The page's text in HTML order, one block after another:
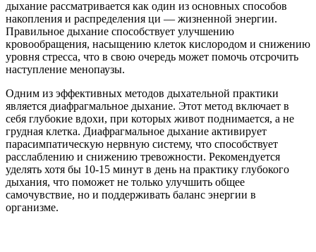
дыхание рассматривается как один из основных способов
накопления и распределения ци — жизненной энергии.
Правильное дыхание способствует улучшению
кровообращения, насыщению клеток кислородом и снижению
уровня стресса, что в свою очередь может помочь отсрочить
наступление менопаузы.
Одним из эффективных методов дыхательной практики
является диафрагмальное дыхание. Этот метод включает в
себя глубокие вдохи, при которых живот поднимается, а не
грудная клетка. Диафрагмальное дыхание активирует
парасимпатическую нервную систему, что способствует
расслаблению и снижению тревожности. Рекомендуется
уделять хотя бы 10-15 минут в день на практику глубокого
дыхания, что поможет не только улучшить общее
самочувствие, но и поддерживать баланс энергии в
организме.